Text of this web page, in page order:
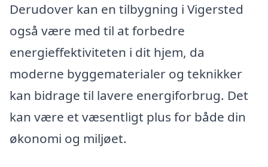
Derudover kan en tilbygning i Vigersted
også være med til at forbedre
energieffektiviteten i dit hjem, da
moderne byggematerialer og teknikker
kan bidrage til lavere energiforbrug. Det
kan være et væsentligt plus for både din
økonomi og miljøet.